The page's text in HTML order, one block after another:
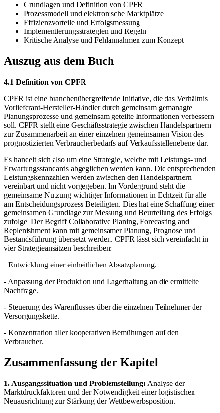
Grundlagen und Definition von CPFR
Prozessmodell und elektronische Marktplätze
Effizienzvorteile und Erfolgsmessung
Implementierungsstrategien und Regeln
Kritische Analyse und Fehlannahmen zum Konzept
Auszug aus dem Buch
4.1 Definition von CPFR
CPFR ist eine branchenübergreifende Initiative, die das Verhältnis
Vorlieferant-Hersteller-Händler durch gemeinsam gemanagte
Planungsprozesse und gemeinsam geteilte Informationen verbessern
soll. CPFR stellt eine Geschäftsstrategie zwischen Handelspartnern
zur Zusammenarbeit an einer einzelnen gemeinsamen Vision des
prognostizierten Verbraucherbedarfs auf Verkaufsstellenebene dar.
Es handelt sich also um eine Strategie, welche mit Leistungs- und
Erwartungsstandards abgeglichen werden kann. Die entsprechenden
Leistungskennzahlen werden zwischen den Handelspartnern
vereinbart und nicht vorgegeben. Im Vordergrund steht die
gemeinsame Nutzung wichtiger Informationen in Echtzeit für alle
am Entscheidungsprozess Beteiligten. Dies hat eine Schaffung einer
gemeinsamen Grundlage zur Messung und Beurteilung des Erfolgs
zufolge. Der Begriff Collaborative Planing, Forecasting and
Replenishment kann mit gemeinsamer Planung, Prognose und
Bestandsführung übersetzt werden. CPFR lässt sich vereinfacht in
vier Strategieansätzen beschreiben:
- Entwicklung einer einheitlichen Absatzplanung.
- Anpassung der Produktion und Lagerhaltung an die ermittelte
Nachfrage.
- Steuerung des Warenflusses über die einzelnen Teilnehmer der
Versorgungskette.
- Konzentration aller kooperativen Bemühungen auf den
Verbraucher.
Zusammenfassung der Kapitel
1. Ausgangssituation und Problemstellung: Analyse der
Marktdruckfaktoren und der Notwendigkeit einer logistischen
Neuausrichtung zur Stärkung der Wettbewerbsposition.